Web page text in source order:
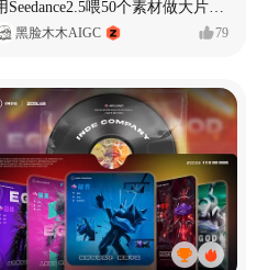
黑脸木木AIGC 79